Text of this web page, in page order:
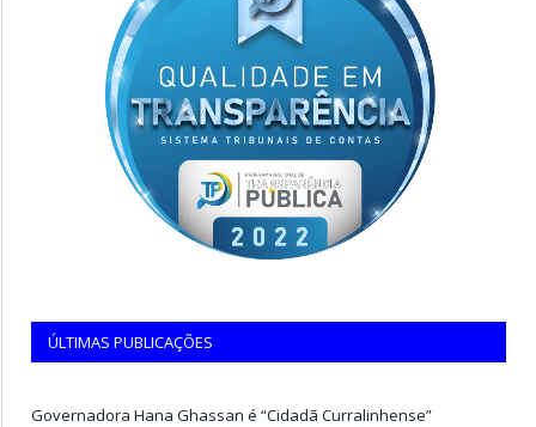
ÚLTIMAS PUBLICAÇÕES
Governadora Hana Ghassan é “Cidadã Curralinhense”